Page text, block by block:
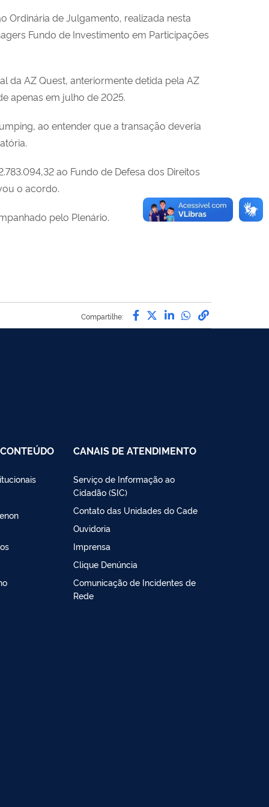
Ordinária de Julgamento, realizada nesta
Fundo de Investimento em Participações
da AZ Quest, anteriormente detida pela AZ
apenas em julho de 2025.
, ao entender que a transação deveria
ao Fundo de Defesa dos Direitos
o acordo.
pelo Plenário.
Compartilhe: Compartilhe por
Compartilhe por
Compartilhe por
Compartilhe
link para
CANAIS DE ATENDIMENTO
Serviço de Informação ao
Cidadão (SIC)
Contato das Unidades do Cade
Ouvidoria
Imprensa
Clique Denúncia
Comunicação de Incidentes de
Rede